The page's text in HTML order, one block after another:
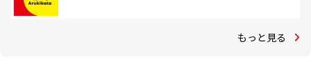
もっと見る